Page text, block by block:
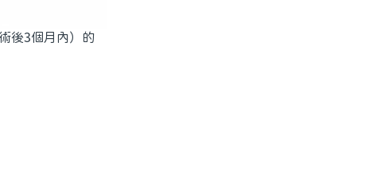
後3個月內）的